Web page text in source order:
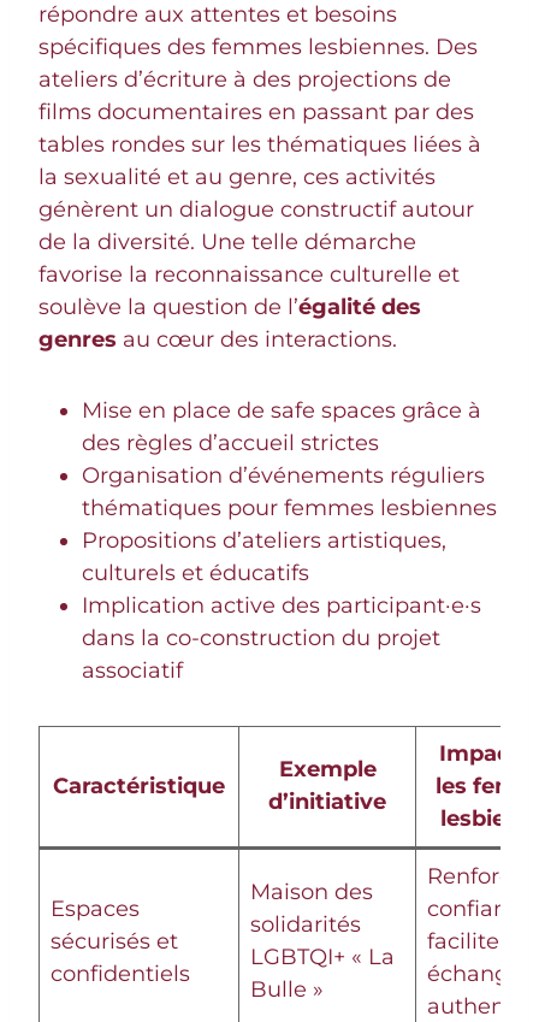
répondre aux attentes et besoins
spécifiques des femmes lesbiennes. Des
ateliers d’écriture à des projections de
films documentaires en passant par des
tables rondes sur les thématiques liées à
la sexualité et au genre, ces activités
génèrent un dialogue constructif autour
de la diversité. Une telle démarche
favorise la reconnaissance culturelle et
soulève la question de l’égalité des
genres au cœur des interactions.
Mise en place de safe spaces grâce à
des règles d’accueil strictes
Organisation d’événements réguliers
thématiques pour femmes lesbiennes
Propositions d’ateliers artistiques,
culturels et éducatifs
Implication active des participant·e·s
dans la co-construction du projet
associatif
Caractéristique
Exemple
d’initiative
Impact
les
Espaces
sécurisés et
confidentiels
Maison des
solidarités
LGBTQI+ « La
Bulle »
Renforce
confiance
facilite les
échanges